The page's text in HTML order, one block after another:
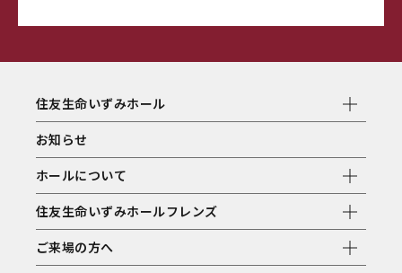
住友生命いずみホール
お知らせ
ホールについて
住友生命いずみホールフレンズ
ご来場の方へ